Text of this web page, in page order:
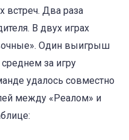
встреч. Два раза
В двух играх
Один выигрыш
за игру
удалось совместно
между «Реалом» и